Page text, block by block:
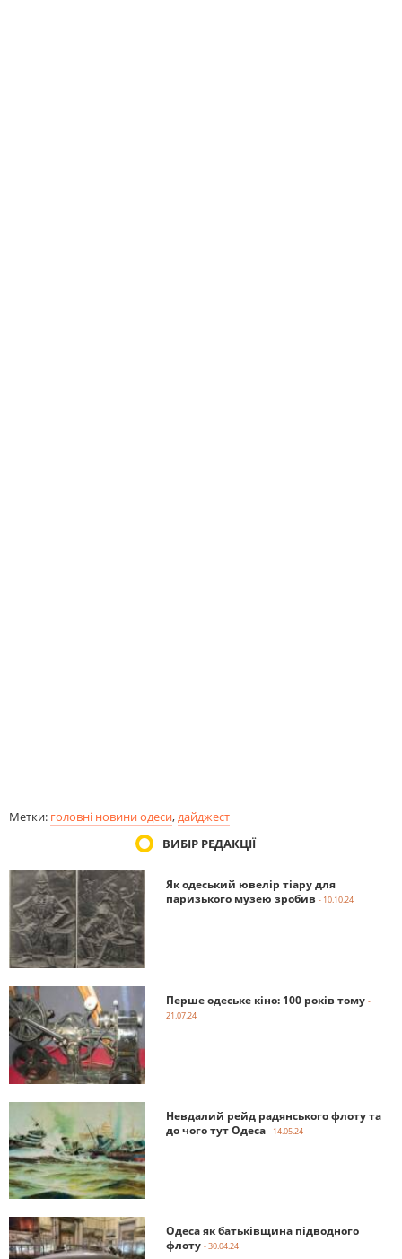
Метки: головні новини одеси,дайджест
ВИБІР РЕДАКЦІЇ
Як одеський ювелір тіару для
паризького музею зробив - 10.10.24
Перше одеське кіно: 100 років тому -
21.07.24
Невдалий рейд радянського флоту та
до чого тут Одеса - 14.05.24
Одеса як батьківщина підводного
флоту - 30.04.24